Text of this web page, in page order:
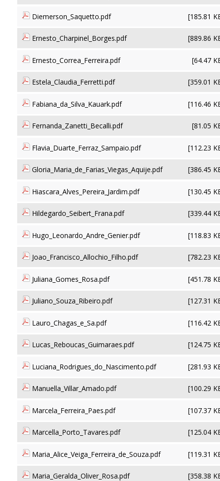
Diemerson_Saquetto.pdf [185.81
Ernesto_Charpinel_Borges.pdf [889.86
Ernesto_Correa_Ferreira.pdf [64.47
Estela_Claudia_Ferretti.pdf [359.01
Fabiana_da_Silva_Kauark.pdf [116.46
Fernanda_Zanetti_Becalli.pdf [81.05
Flavia_Duarte_Ferraz_Sampaio.pdf [112.23
Gloria_Maria_de_Farias_Viegas_Aquije.pdf [386.45
Hiascara_Alves_Pereira_Jardim.pdf [130.45
Hildegardo_Seibert_Frana.pdf [339.44
Hugo_Leonardo_Andre_Genier.pdf [118.83
Joao_Francisco_Allochio_Filho.pdf [782.23
Juliana_Gomes_Rosa.pdf [451.78
Juliano_Souza_Ribeiro.pdf [127.31
Lauro_Chagas_e_Sa.pdf [116.42
Lucas_Reboucas_Guimaraes.pdf [124.75
Luciana_Rodrigues_do_Nascimento.pdf [281.93
Manuella_Villar_Amado.pdf [100.29
Marcela_Ferreira_Paes.pdf [107.37
Marcella_Porto_Tavares.pdf [125.04
Maria_Alice_Veiga_Ferreira_de_Souza.pdf [119.31
Maria_Geralda_Oliver_Rosa.pdf [358.38